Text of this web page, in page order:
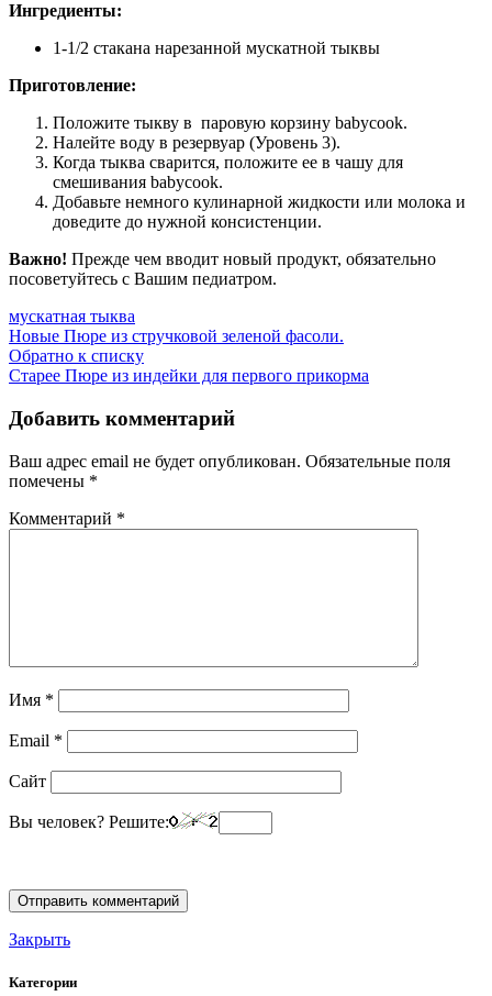
Ингредиенты:
1-1/2 стакана нарезанной мускатной тыквы
Приготовление:
Положите тыкву в паровую корзину babycook.
Налейте воду в резервуар (Уровень 3).
Когда тыква сварится, положите ее в чашу для
смешивания babycook.
Добавьте немного кулинарной жидкости или молока и
доведите до нужной консистенции.
Важно! Прежде чем вводит новый продукт, обязательно
посоветуйтесь с Вашим педиатром.
мускатная тыква
Новые Пюре из стручковой зеленой фасоли.
Обратно к списку
Старее Пюре из индейки для первого прикорма
Добавить комментарий
Ваш адрес email не будет опубликован. Обязательные поля
помечены *
Комментарий *
Имя *
Email *
Сайт
Вы человек? Решите:
Закрыть
Категории